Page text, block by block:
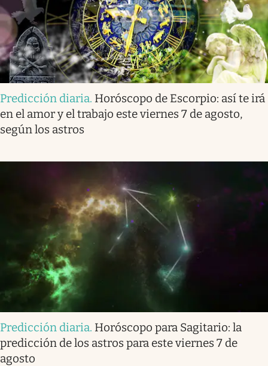
Predicción diaria. Horóscopo de Escorpio: así te irá
en el amor y el trabajo este viernes 7 de agosto,
según los astros
Predicción diaria. Horóscopo para Sagitario: la
predicción de los astros para este viernes 7 de
agosto